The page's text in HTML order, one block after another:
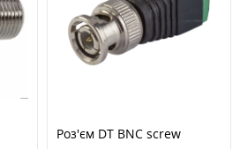
Роз'єм DT BNC screw